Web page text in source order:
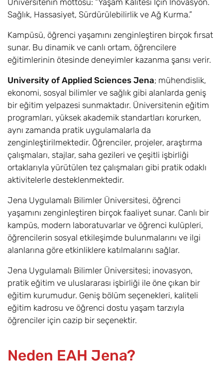
Üniversitenin mottosu: “Yaşam Kalitesi İçin İnovasyon.
Sağlık, Hassasiyet, Sürdürülebilirlik ve Ağ Kurma.”
Kampüsü, öğrenci yaşamını zenginleştiren birçok fırsat
sunar. Bu dinamik ve canlı ortam, öğrencilere
eğitimlerinin ötesinde deneyimler kazanma şansı verir.
University of Applied Sciences Jena; mühendislik,
ekonomi, sosyal bilimler ve sağlık gibi alanlarda geniş
bir eğitim yelpazesi sunmaktadır. Üniversitenin eğitim
programları, yüksek akademik standartları korurken,
aynı zamanda pratik uygulamalarla da
zenginleştirilmektedir. Öğrenciler, projeler, araştırma
çalışmaları, stajlar, saha gezileri ve çeşitli işbirliği
ortaklarıyla yürütülen tez çalışmaları gibi pratik odaklı
aktivitelerle desteklenmektedir.
Jena Uygulamalı Bilimler Üniversitesi, öğrenci
yaşamını zenginleştiren birçok faaliyet sunar. Canlı bir
kampüs, modern laboratuvarlar ve öğrenci kulüpleri,
öğrencilerin sosyal etkileşimde bulunmalarını ve ilgi
alanlarına göre etkinliklere katılmalarını sağlar.
Jena Uygulamalı Bilimler Üniversitesi; inovasyon,
pratik eğitim ve uluslararası işbirliği ile öne çıkan bir
eğitim kurumudur. Geniş bölüm seçenekleri, kaliteli
eğitim kadrosu ve öğrenci dostu yaşam tarzıyla
öğrenciler için cazip bir seçenektir.
Neden EAH Jena?